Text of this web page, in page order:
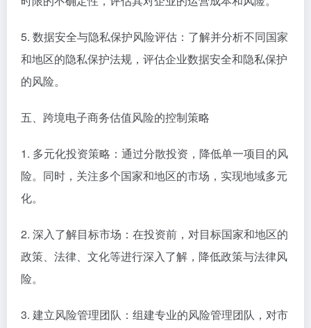
5. 数据安全与隐私保护风险评估：了解并分析不同国家
和地区的隐私保护法规，评估企业数据安全和隐私保护
的风险。
五、跨境电子商务估值风险的控制策略
1. 多元化投资策略：通过分散投资，降低单一项目的风
险。同时，关注多个国家和地区的市场，实现地域多元
化。
2. 深入了解目标市场：在投资前，对目标国家和地区的
政策、法律、文化等进行深入了解，降低政策与法律风
险。
3. 建立风险管理团队：组建专业的风险管理团队，对市